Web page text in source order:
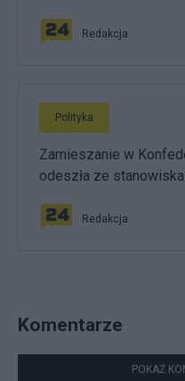
Redakcja
Polityka
Zamieszanie w
odeszła ze stanowiska
Redakcja
Komentarze
POKAŻ